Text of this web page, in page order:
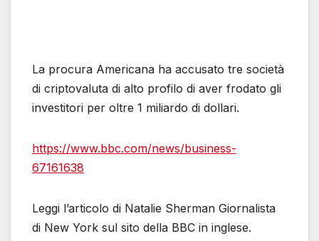
La procura Americana ha accusato tre società
di criptovaluta di alto profilo di aver frodato gli
investitori per oltre 1 miliardo di dollari.
https://www.bbc.com/news/business-
67161638
Leggi l’articolo di Natalie Sherman Giornalista
di New York sul sito della BBC in inglese.